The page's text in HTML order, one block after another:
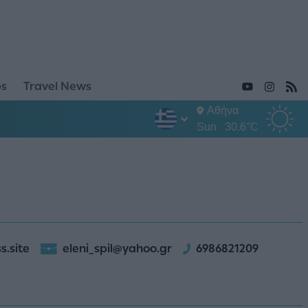
Travel News
Αθήνα
Sun
30.6°C
eleni_spil@yahoo.gr 6986821209